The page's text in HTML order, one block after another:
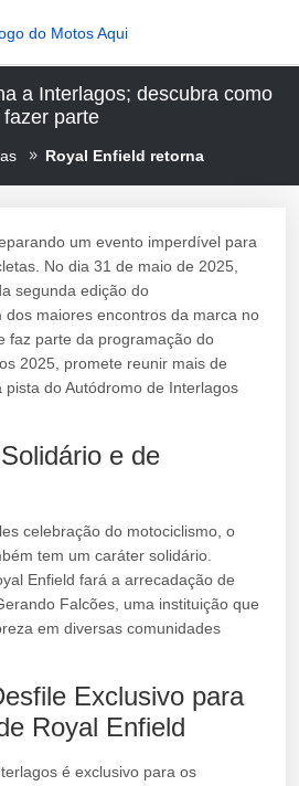
a Interlagos; descubra como
fazer parte
Royal Enfield retorna
um evento imperdível para
No dia 31 de maio de 2025,
segunda edição do
dos maiores encontros da marca no
faz parte da programação do
2025, promete reunir mais de
pista do Autódromo de Interlagos
e de
celebração do motociclismo, o
tem um caráter solidário.
Enfield fará a arrecadação de
Falcões, uma instituição que
em diversas comunidades
Exclusivo para
Royal Enfield
é exclusivo para os